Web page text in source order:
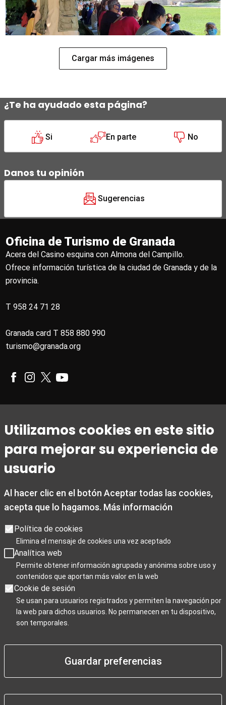
Cargar más imágenes
¿Te ha ayudado esta página?
Si En parte No
Danos tu opinión
Sugerencias
Oficina de Turismo de Granada
Acera del Casino esquina con Almona del Campillo.
Ofrece información turística de la ciudad de Granada y de la
provincia.
T 958 24 71 28
Granada card T 858 880 990
turismo@granada.org
De 1 de marzo a 31 de octubre
De lunes a viernes de 09:00 a 20:00
Sábados de 10:00 a 14:00 y de 15:30 a 19:00
Domingos y festivos de 10:00 a 15:00
De 1 noviembre a 28 de febrero
De lunes a viernes de 09:00 a 19:00
Sábados de 10:00 a 19:00
Domingos y festivos de 10:00 a 15:00
Días de cierre 25 de Navidad, 1 de enero y 6 de enero
Para Profesionales
Negocios / Comercios
Utilizamos cookies en este sitio
para mejorar su experiencia de
usuario
Al hacer clic en el botón Aceptar todas las cookies,
acepta que lo hagamos. Más información
Política de cookies
Elimina el mensaje de cookies una vez aceptado
Analítica web
Permite obtener información agrupada y anónima sobre uso y
contenidos que aportan más valor en la web
Cookie de sesión
Se usan para usuarios registrados y permiten la navegación por
la web para dichos usuarios. No permanecen en tu dispositivo,
son temporales.
Guardar preferencias